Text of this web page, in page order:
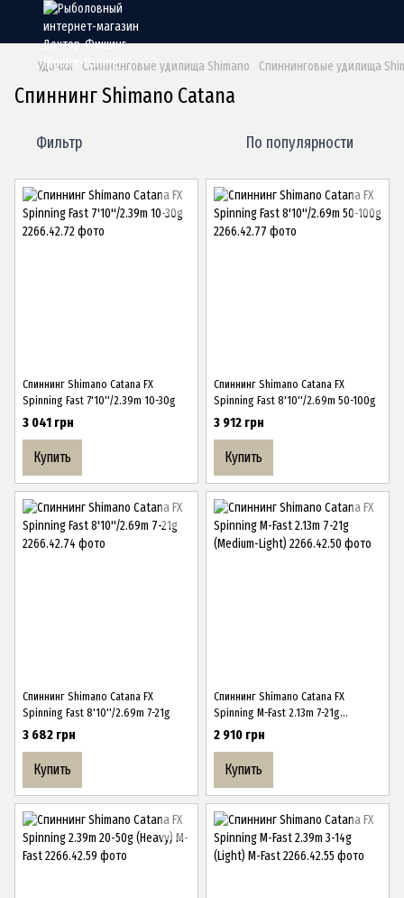
Удочки Спиннинговые удилища Shimano Спиннинговые удилища
Спиннинг Shimano Catana
Фильтр По популярности
Спиннинг Shimano Catana FX
Spinning Fast 7'10''/2.39m 10-30g
3 041 грн
Купить
Спиннинг Shimano Catana FX
Spinning Fast 8'10''/2.69m 50-100g
3 912 грн
Купить
Спиннинг Shimano Catana FX
Spinning Fast 8'10''/2.69m 7-21g
3 682 грн
Купить
Спиннинг Shimano Catana FX
Spinning M-Fast 2.13m 7-21g
(Medium-Light)
2 910 грн
Купить